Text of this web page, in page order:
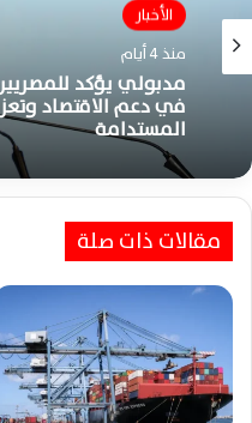
الأخبار
منذ 4 أيام
مدبولي يؤكد
في دعم الاقتصاد
المستدامة
مقالات ذات صلة